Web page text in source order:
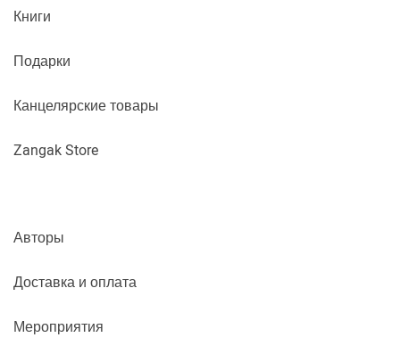
Книги
Подарки
Канцелярские товары
Zangak Store
Авторы
Доставка и оплата
Мероприятия